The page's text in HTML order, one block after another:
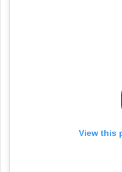
View this